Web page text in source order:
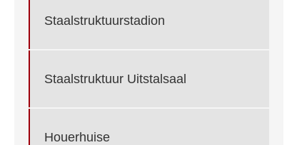
Staalstruktuurstadion
Staalstruktuur Uitstalsaal
Houerhuise